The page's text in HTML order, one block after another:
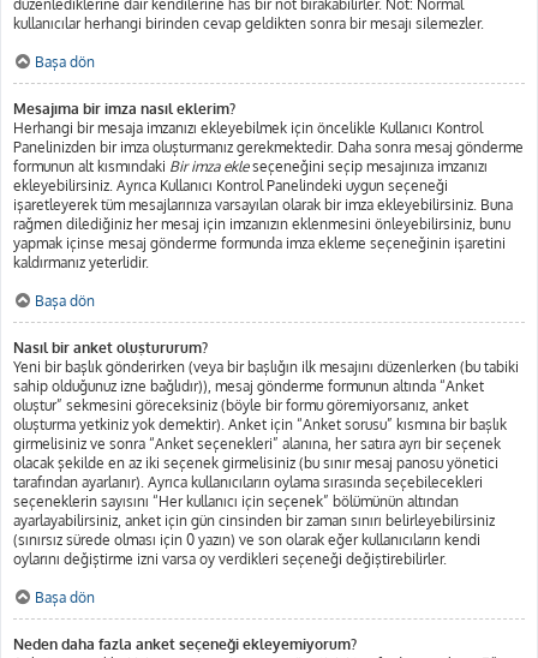
düzenlediklerine dair kendilerine has bir not bırakabilirler. Not: Normal
kullanıcılar herhangi birinden cevap geldikten sonra bir mesajı silemezler.
Başa dön
Mesajıma bir imza nasıl eklerim?
Herhangi bir mesaja imzanızı ekleyebilmek için öncelikle Kullanıcı Kontrol
Panelinizden bir imza oluşturmanız gerekmektedir. Daha sonra mesaj gönderme
formunun alt kısmındaki Bir imza ekleseçeneğini seçip mesajınıza imzanızı
ekleyebilirsiniz. Ayrıca Kullanıcı Kontrol Panelindeki uygun seçeneği
işaretleyerek tüm mesajlarınıza varsayılan olarak bir imza ekleyebilirsiniz. Buna
rağmen dilediğiniz her mesaj için imzanızın eklenmesini önleyebilirsiniz, bunu
yapmak içinse mesaj gönderme formunda imza ekleme seçeneğinin işaretini
kaldırmanız yeterlidir.
Başa dön
Nasıl bir anket oluştururum?
Yeni bir başlık gönderirken (veya bir başlığın ilk mesajını düzenlerken (bu tabiki
sahip olduğunuz izne bağlıdır)), mesaj gönderme formunun altında “Anket
oluştur” sekmesini göreceksiniz (böyle bir formu göremiyorsanız, anket
oluşturma yetkiniz yok demektir). Anket için “Anket sorusu” kısmına bir başlık
girmelisiniz ve sonra “Anket seçenekleri” alanına, her satıra ayrı bir seçenek
olacak şekilde en az iki seçenek girmelisiniz (bu sınır mesaj panosu yönetici
tarafından ayarlanır). Ayrıca kullanıcıların oylama sırasında seçebilecekleri
seçeneklerin sayısını “Her kullanıcı için seçenek” bölümünün altından
ayarlayabilirsiniz, anket için gün cinsinden bir zaman sınırı belirleyebilirsiniz
(sınırsız sürede olması için 0 yazın) ve son olarak eğer kullanıcıların kendi
oylarını değiştirme izni varsa oy verdikleri seçeneği değiştirebilirler.
Başa dön
Neden daha fazla anket seçeneği ekleyemiyorum?